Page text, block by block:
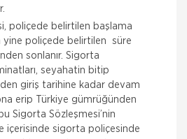
poliçede belirtilen başlama
yine poliçede belirtilen süre
sonlanır. Sigorta
seyahatin bitip
giriş tarihine kadar devam
erip Türkiye gümrüğünden
Sigorta Sözleşmesi’nin
içerisinde sigorta poliçesinde